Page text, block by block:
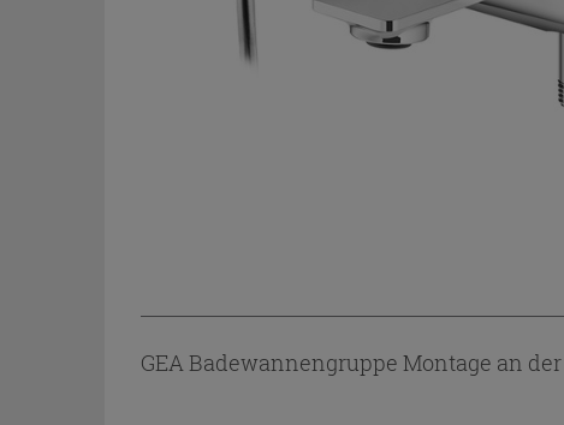
GEA Badewannengruppe Montage an